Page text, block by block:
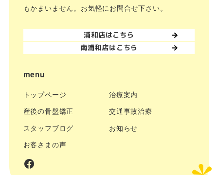
もかまいません。お気軽にお問合せ下さい。
浦和店はこちら
南浦和店はこちら
menu
トップページ
産後の骨盤矯正
スタッフブログ
お客さまの声
facebook
治療案内
交通事故治療
お知らせ